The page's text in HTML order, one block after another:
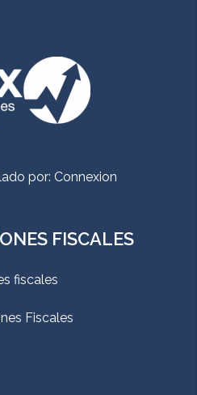
por: Connexion
FISCALES
fiscales
Fiscales